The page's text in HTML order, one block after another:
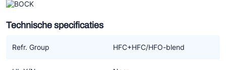
huidige generatie HG..e compressoren.
De mogelijkheden
- Europese explosievrij markering volgens de ATEX richtlijn
- Machine groep II
Technische specificaties
Refr. Group HFC+HFC/HFO-blend